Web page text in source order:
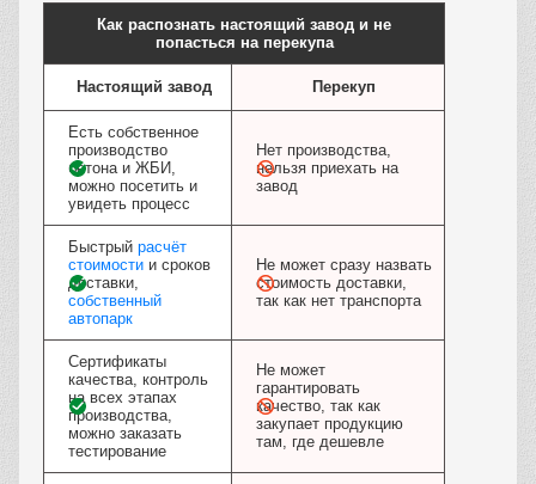
Как распознать настоящий завод и не
попасться на перекупа
Настоящий завод Перекуп
Есть собственное
производство
бетона и ЖБИ,
можно посетить и
увидеть процесс
Нет производства,
нельзя приехать на
завод
Быстрый расчёт
стоимости и сроков
доставки,
собственный
автопарк
Не может сразу назвать
стоимость доставки,
так как нет транспорта
Сертификаты
качества, контроль
на всех этапах
производства,
можно заказать
тестирование
Не может
гарантировать
качество, так как
закупает продукцию
там, где дешевле